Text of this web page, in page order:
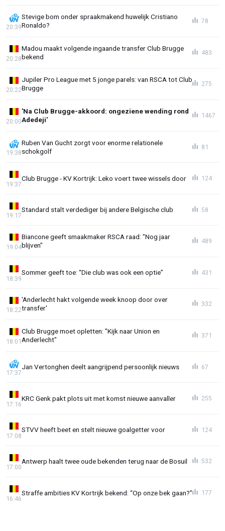
Stevige bom onder spraakmakend huwelijk Cristiano
Ronaldo?
20:39
78
Madou maakt volgende ingaande transfer Club Brugge
bekend
20:28
483
Jupiler Pro League met 5 jonge parels: van RSCA tot Club
Brugge
20:22
275
'Na Club Brugge-akkoord: ongeziene wending rond
Adedeji'
20:00
1467
Ruben Van Gucht zorgt voor enorme relationele
schokgolf
19:38
81
Club Brugge - KV Kortrijk: Leko voert twee wissels door
19:37
124
Standard stalt verdediger bij andere Belgische club
19:17
58
Biancone geeft smaakmaker RSCA raad: "Nog jaar
blijven"
19:04
489
Sommer geeft toe: “Die club was ook een optie”
18:39
431
'Anderlecht hakt volgende week knoop door over
transfer'
18:22
332
Club Brugge moet opletten: "Kijk naar Union en
Anderlecht"
18:01
371
Jan Vertonghen deelt aangrijpend persoonlijk nieuws
17:37
67
KRC Genk pakt plots uit met komst nieuwe aanvaller
17:16
255
STVV heeft beet en stelt nieuwe goalgetter voor
17:08
124
Antwerp haalt twee oude bekenden terug naar de Bosuil
17:00
532
Straffe ambities KV Kortrijk bekend: “Op onze bek gaan?”
16:46
177